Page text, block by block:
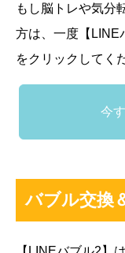
もし脳トレや気分
方は、一度【LINE
をクリックしてく
今
バブル交換